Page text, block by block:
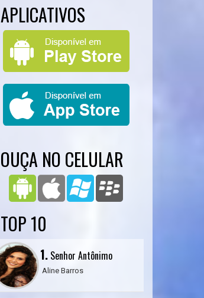
APLICATIVOS
OUÇA NO CELULAR
TOP 10
1.Senhor Antônimo
Aline Barros